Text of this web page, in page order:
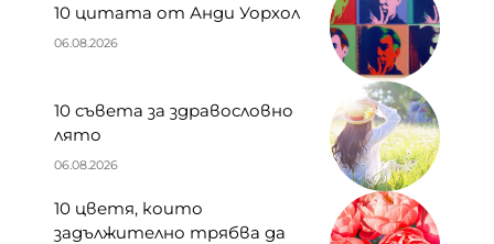
10 цитата от Анди Уорхол
06.08.2026
10 съвета за здравословно
лято
06.08.2026
10 цветя, които
задължително трябва да